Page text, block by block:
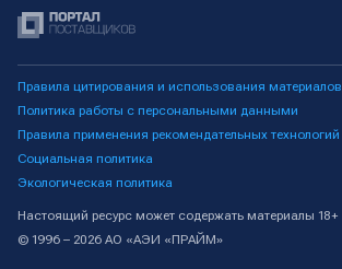
Правила цитирования и использования материалов
Политика работы с персональными данными
Правила применения рекомендательных технологий
Социальная политика
Экологическая политика
Настоящий ресурс может содержать материалы 18+
© 1996 – 2026 АО «АЭИ «ПРАЙМ»